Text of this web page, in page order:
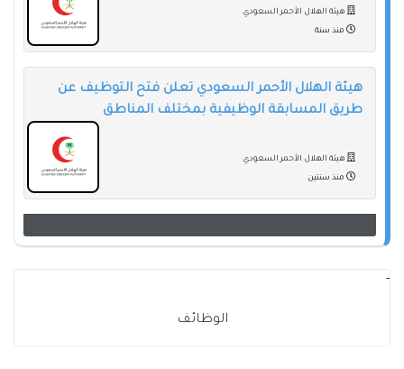
هيئة الهلال الأحمر السعودي
منذ سنة
هيئة الهلال الأحمر السعودي تعلن فتح التوظيف عن
طريق المسابقة الوظيفية بمختلف المناطق
هيئة الهلال الأحمر السعودي
منذ سنتين
-
الوظائف